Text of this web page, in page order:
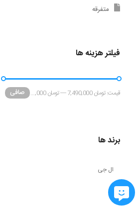
متفرقه
فیلتر هزینه ها
صافی قيمت:تومان 7,490,000 —تومان 13,040,000
برند ها
ال جی